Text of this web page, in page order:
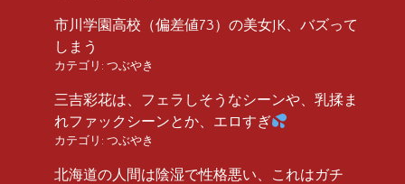
市川学園高校（偏差値73）の美女JK、バズって
しまう
カテゴリ: つぶやき
三吉彩花は、フェラしそうなシーンや、乳揉ま
れファックシーンとか、エロすぎ
カテゴリ: つぶやき
北海道の人間は陰湿で性格悪い、これはガチ